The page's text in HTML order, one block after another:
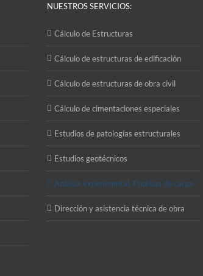
NUESTROS SERVICIOS:
Cálculo de Estructuras
Cálculo de estructuras de edificación
Cálculo de estructuras de obra civil
Cálculo de cimentaciones especiales
Estudios de patologías estructurales
Estudios geotécnicos
Análisis experimental. Pruebas de carga
Dirección y asistencia técnica de obra